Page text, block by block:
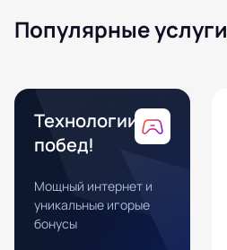
Популярные
Технологии
побед!
Мощный интернет и
уникальные игорые
бонусы